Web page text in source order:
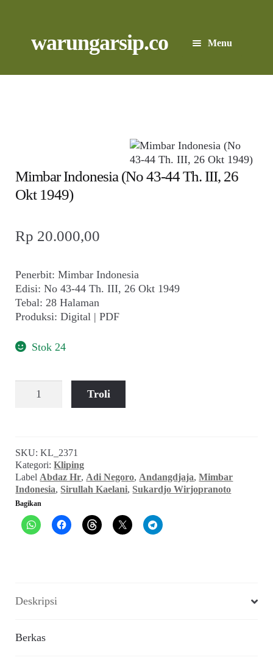
to
to
warungarsip.co Menu
Beranda
Foto
Suvenir
Cari Arsip
Alamat
Mimbar Indonesia (No 43-44 Th. III, 26
Okt 1949)
Rp 20.000,00
Penerbit: Mimbar Indonesia
Edisi: No 43-44 Th. III, 26 Okt 1949
Tebal: 28 Halaman
Produksi: Digital | PDF
Stok 24
Mimbar
44
Th.
III,
26
Okt
1949)
Troli
SKU:KL_2371
Kategori:Kliping
Label Abdaz Hr, Adi Negoro, Andangdjaja,Mimbar
Indonesia, Sirullah Kaelani, Sukardjo Wirjopranoto
Bagikan
Deskripsi
Berkas